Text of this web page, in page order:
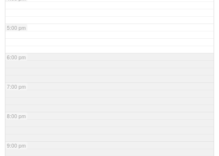
5:00 pm
6:00 pm
7:00 pm
8:00 pm
9:00 pm